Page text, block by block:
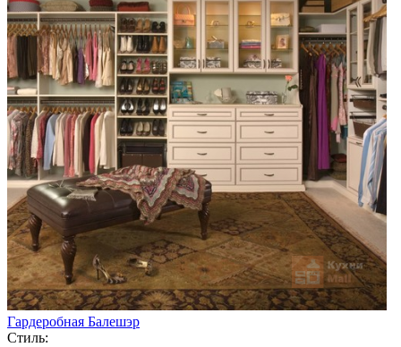
Гардеробная Балешэр
Стиль: